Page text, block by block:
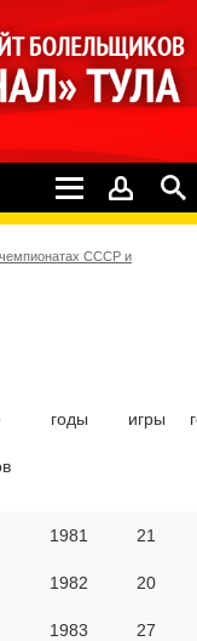
чемпионатах СССР и
годы игры
1981
1982
1983
21
20
27